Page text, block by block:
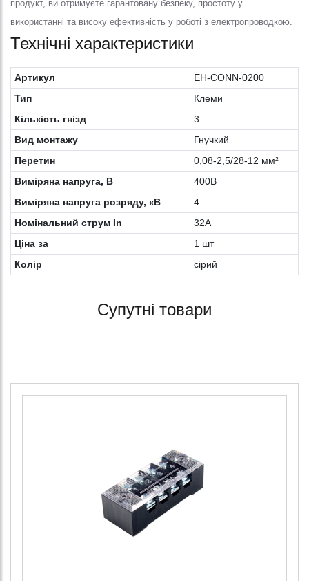
продукт, ви отримуєте гарантовану безпеку, простоту у
використанні та високу ефективність у роботі з електропроводкою.
Технічні характеристики
Артикул
EH-CONN-0200
Тип
Клеми
Кількість гнізд
3
Вид монтажу
Гнучкий
Перетин
0,08-2,5/28-12 мм²
Виміряна напруга, В
400В
Виміряна напруга розряду, кВ
4
Номінальний струм In
32A
Ціна за
1 шт
Колiр
сірий
Супутні товари